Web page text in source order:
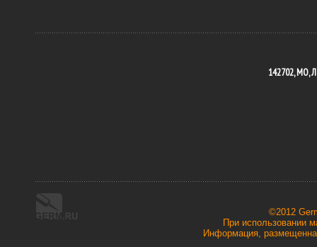
142702, МО,
©2012
При использовании
Информация,